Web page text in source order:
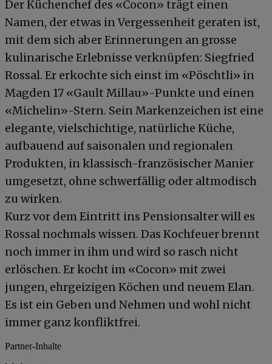
Der Küchenchef des «Cocon» trägt einen
Namen, der etwas in Vergessenheit geraten ist,
mit dem sich aber Erinnerungen an grosse
kulinarische Erlebnisse verknüpfen: Siegfried
Rossal. Er erkochte sich einst im «Pöschtli» in
Magden 17 «Gault Millau»-Punkte und einen
«Michelin»-Stern. Sein Markenzeichen ist eine
elegante, vielschichtige, natürliche Küche,
aufbauend auf saisonalen und regionalen
Produkten, in klassisch-französischer Manier
umgesetzt, ohne schwerfällig oder altmodisch
zu wirken.
Kurz vor dem Eintritt ins Pensionsalter will es
Rossal nochmals wissen. Das Kochfeuer brennt
noch immer in ihm und wird so rasch nicht
erlöschen. Er kocht im «Cocon» mit zwei
jungen, ehrgeizigen Köchen und neuem Elan.
Es ist ein Geben und Nehmen und wohl nicht
immer ganz konfliktfrei.
Partner-Inhalte